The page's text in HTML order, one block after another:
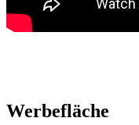
Werbefläche